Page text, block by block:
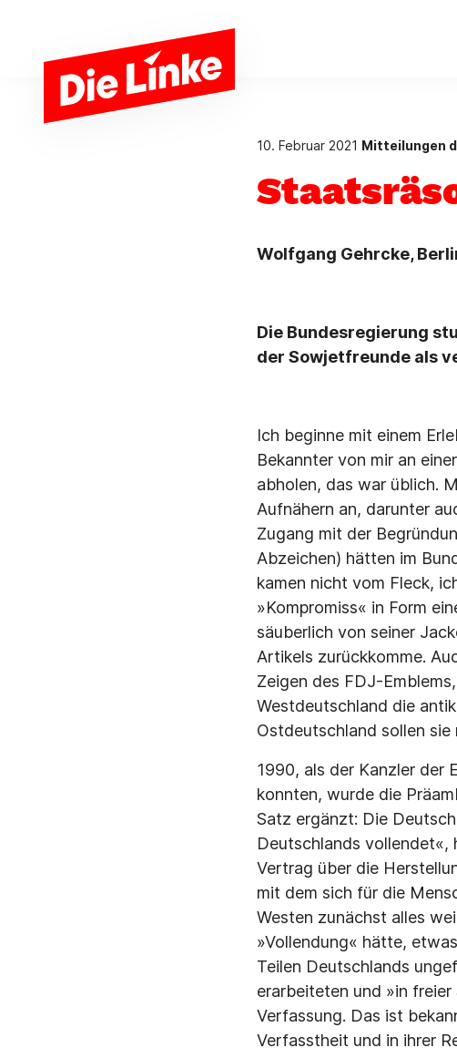
10. Februar 2021 Mitteilungen
Wolfgang Gehrcke,
Die Bundesregierung
der Sowjetfreunde als
Ich beginne mit einem
Bekannter von mir an
abholen, das war üblich.
Aufnähern an, darunter
Zugang mit der
Abzeichen) hätten im
kamen nicht vom Fleck,
»Kompromiss« in Form
säuberlich von seiner
Artikels zurückkomme.
Zeigen des FDJ-
Westdeutschland die
Ostdeutschland sollen sie
1990, als der Kanzler der
konnten, wurde die
Satz ergänzt: Die
Deutschlands
Vertrag über die
mit dem sich für die
Westen zunächst alles
»Vollendung« hätte,
Teilen Deutschlands
erarbeiteten und »in
Verfassung. Das ist
Verfasstheit und in ihrer